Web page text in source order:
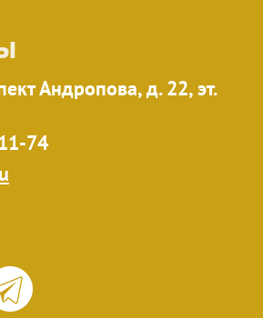
Андропова, д. 22, эт.
74